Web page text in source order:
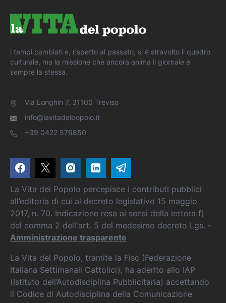
i tempi cambiati e, rispetto al passato, si è stravolto il quadro
culturale, ma la missione che ancora anima il giornale è
sempre la stessa.
Via Longhin 7, 31100 Treviso
info@lavitadelpopolo.it
+39 0422 576850
La Vita del Popolo percepisce i contributi pubblici
all’editoria di cui al decreto legislativo 15 maggio
2017, n. 70. Indicazione resa ai sensi della lettera f)
del comma 2 dell'art. 5 del medesimo decreto Lgs. -
Amministrazione trasparente
La Vita del Popolo, tramite la Fisc (Federazione
Italiana Settimanali Cattolici), ha aderito allo IAP
(Istituto dell’Autodisciplina Pubblicitaria) accettando
il Codice di Autodisciplina della Comunicazione